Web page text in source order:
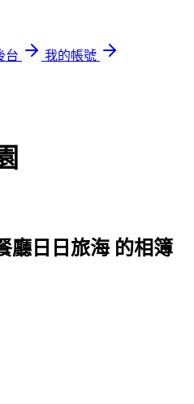
台
我的帳號
廳日日旅海 的相簿